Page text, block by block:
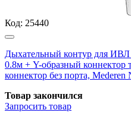
Код: 25440
Дыхательный контур для
0.8м + Y-образный коннектор
коннектор без порта,
Товар закончился
Запросить товар